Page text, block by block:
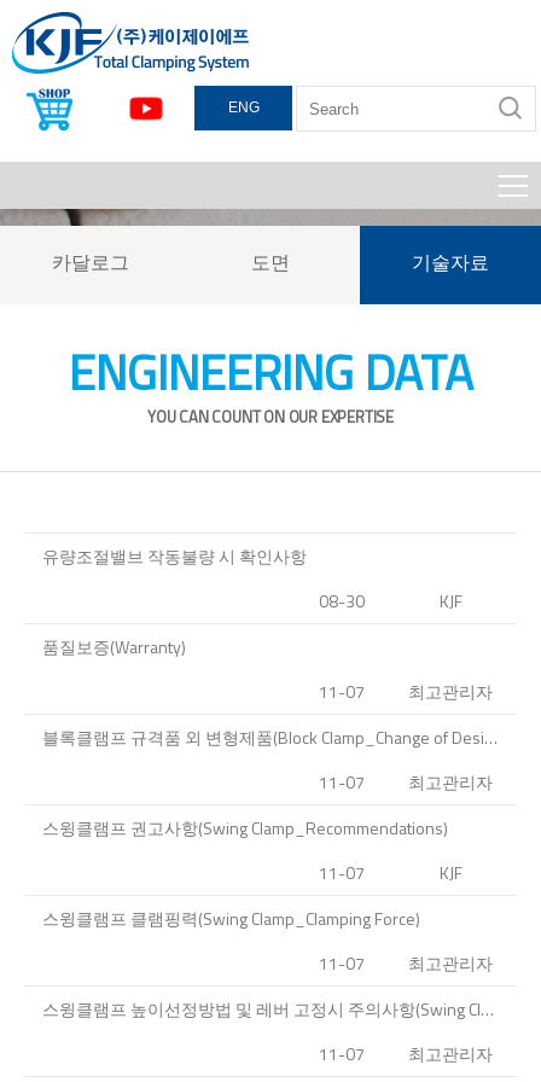
ENG
카달로그 도면 기술자료
ENGINEERING DATA
YOU CAN COUNT ON OUR EXPERTISE
유량조절밸브 작동불량 시 확인사항
KJF
08-30
품질보증(Warranty)
최고관리자
11-07
블록클램프 규격품 외 변형제품(Block Clamp_Change of Design)
최고관리자
11-07
스윙클램프 권고사항(Swing Clamp_Recommendations)
KJF
11-07
스윙클램프 클램핑력(Swing Clamp_Clamping Force)
최고관리자
11-07
스윙클램프 높이선정방법 및 레버 고정시 주의사항(Swing Clamp_How to choose clamp h…
최고관리자
11-07